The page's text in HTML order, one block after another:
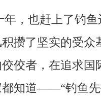
，也赶上了钓
攒了坚实的受众
佼者，在追求国
都知道——“钓鱼